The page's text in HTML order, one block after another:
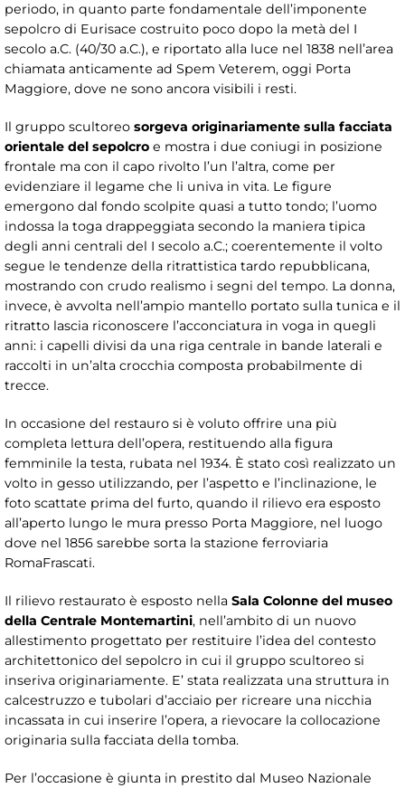
periodo, in quanto parte fondamentale dell’imponente
sepolcro di Eurisace costruito poco dopo la metà del I
secolo a.C. (40/30 a.C.), e riportato alla luce nel 1838 nell’area
chiamata anticamente ad Spem Veterem, oggi Porta
Maggiore, dove ne sono ancora visibili i resti.
Il gruppo scultoreo sorgeva originariamente sulla facciata
orientale del sepolcro e mostra i due coniugi in posizione
frontale ma con il capo rivolto l’un l’altra, come per
evidenziare il legame che li univa in vita. Le figure
emergono dal fondo scolpite quasi a tutto tondo; l’uomo
indossa la toga drappeggiata secondo la maniera tipica
degli anni centrali del I secolo a.C.; coerentemente il volto
segue le tendenze della ritrattistica tardo repubblicana,
mostrando con crudo realismo i segni del tempo. La donna,
invece, è avvolta nell’ampio mantello portato sulla tunica e il
ritratto lascia riconoscere l’acconciatura in voga in quegli
anni: i capelli divisi da una riga centrale in bande laterali e
raccolti in un’alta crocchia composta probabilmente di
trecce.
In occasione del restauro si è voluto offrire una più
completa lettura dell’opera, restituendo alla figura
femminile la testa, rubata nel 1934. È stato così realizzato un
volto in gesso utilizzando, per l’aspetto e l’inclinazione, le
foto scattate prima del furto, quando il rilievo era esposto
all’aperto lungo le mura presso Porta Maggiore, nel luogo
dove nel 1856 sarebbe sorta la stazione ferroviaria
RomaFrascati.
Il rilievo restaurato è esposto nella Sala Colonne del museo
della Centrale Montemartini, nell’ambito di un nuovo
allestimento progettato per restituire l’idea del contesto
architettonico del sepolcro in cui il gruppo scultoreo si
inseriva originariamente. E’ stata realizzata una struttura in
calcestruzzo e tubolari d’acciaio per ricreare una nicchia
incassata in cui inserire l’opera, a rievocare la collocazione
originaria sulla facciata della tomba.
Per l’occasione è giunta in prestito dal Museo Nazionale